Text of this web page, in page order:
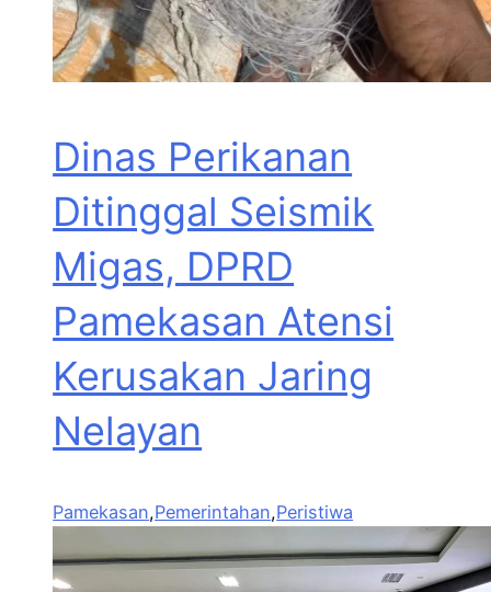
Dinas Perikanan
Ditinggal Seismik
Migas, DPRD
Pamekasan Atensi
Kerusakan Jaring
Nelayan
Pamekasan,Pemerintahan,Peristiwa